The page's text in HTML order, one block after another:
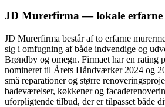
JD Murerfirma — lokale erfarne
JD Murerfirma består af to erfarne
sig i omfugning af både indvendige og
Brøndby og omegn. Firmaet har en rating
nomineret til Årets Håndværker 2024 og
små reparationer og større
badeværelser, køkkener og
uforpligtende tilbud, der er tilpasset både